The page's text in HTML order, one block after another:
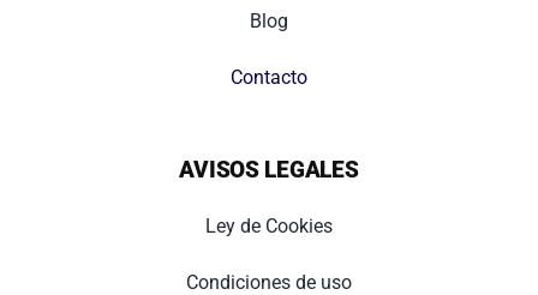
Blog
Contacto
AVISOS LEGALES
Ley de Cookies
Condiciones de uso